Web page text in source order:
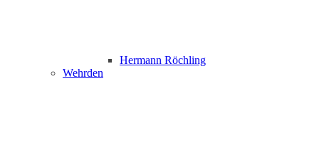
Hermann Röchling
Wehrden